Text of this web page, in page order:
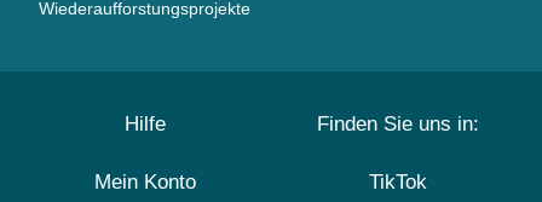
Wiederaufforstungsprojekte
Hilfe
Mein Konto
Finden Sie uns in:
TikTok